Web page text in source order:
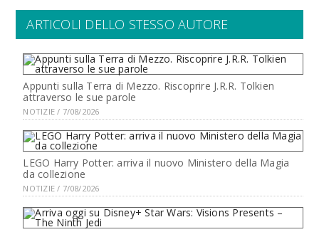
ARTICOLI DELLO STESSO AUTORE
Appunti sulla Terra di Mezzo. Riscoprire J.R.R. Tolkien
attraverso le sue parole
NOTIZIE / 7/08/2026
LEGO Harry Potter: arriva il nuovo Ministero della Magia
da collezione
NOTIZIE / 7/08/2026